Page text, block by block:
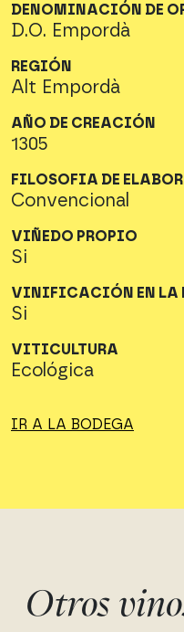
DENOMINACIÓN DE
D.O. Empordà
REGIÓN
Alt Empordà
AÑO DE CREACIÓN
1305
FILOSOFIA DE
Convencional
VIÑEDO PROPIO
Si
VINIFICACIÓN EN LA
Si
VITICULTURA
Ecológica
IR A LA BODEGA
Otros